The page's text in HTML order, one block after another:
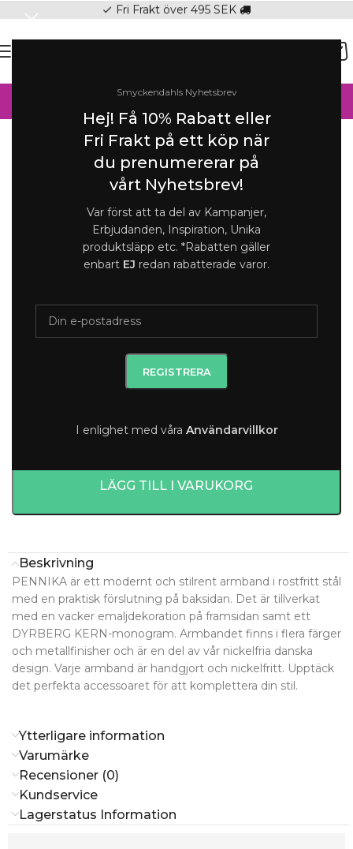
Smyckendahls Nyhetsbrev
Hej! Få 10% Rabatt eller
Fri Frakt på ett köp när
du prenumererar på
vårt Nyhetsbrev!
Var först att ta del av Kampanjer,
Erbjudanden, Inspiration, Unika
produktsläpp etc. *Rabatten gäller
enbart EJ redan rabatterade varor.
I enlighet med våra Användarvillkor
check Fri Frakt över 495 SEK
UPP TILL 25%
Armband Dam
Förstora
kr 525kr
Beställningsvara 4-7 Dagar.
Beställningsvara 4-7 Dagar.
LÄGG TILL I VARUKORG
Beskrivning
PENNIKA är ett modernt och stilrent armband i rostfritt stål
med en praktisk förslutning på baksidan. Det är tillverkat
med en vacker emaljdekoration på framsidan samt ett
DYRBERG KERN-monogram. Armbandet finns i flera färger
och metallfinisher och är en del av vår nickelfria danska
design. Varje armband är handgjort och nickelfritt. Upptäck
det perfekta accessoaret för att komplettera din stil.
Ytterligare information
Varumärke
Recensioner (0)
Kundservice
Lagerstatus Information